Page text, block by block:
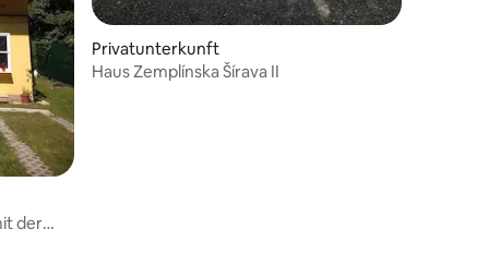
der
Privatunterkunft
Haus Zemplínska Šírava II